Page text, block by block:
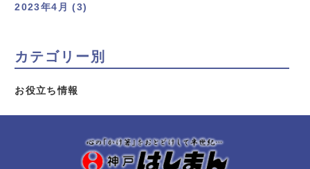
2023年4月 (3)
カテゴリー別
お役立ち情報